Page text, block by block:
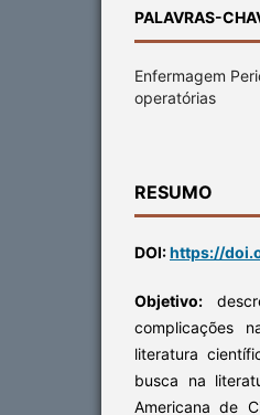
PALAVRAS-
Enfermagem
operatórias
RESUMO
DOI:https://
Objetivo:
complicações
literatura
busca na
Americana de